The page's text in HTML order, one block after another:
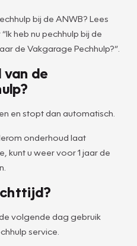
bij de ANWB? Lees
heb nu pechhulp bij de
de Vakgarage Pechhulp?”.
de
en stopt dan automatisch.
onderhoud laat
kunt u weer voor 1 jaar de
volgende dag gebruik
service.